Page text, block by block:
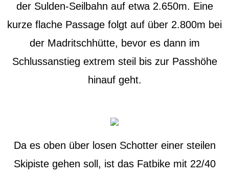
der Sulden-Seilbahn auf etwa 2.650m. Eine
kurze flache Passage folgt auf über 2.800m bei
der Madritschhütte, bevor es dann im
Schlussanstieg extrem steil bis zur Passhöhe
hinauf geht.
Da es oben über losen Schotter einer steilen
Skipiste gehen soll, ist das Fatbike mit 22/40